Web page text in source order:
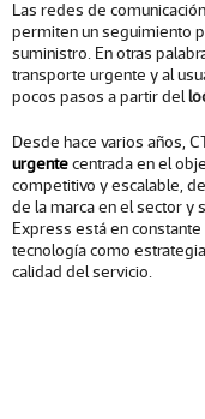
Las redes de
permiten un seguimiento
suministro. En otras
transporte urgente y al
pocos pasos a partir del
Desde hace varios años,
urgentecentrada en el
competitivo y escalable,
de la marca en el sector y
Express está en
tecnología como
calidad del servicio.